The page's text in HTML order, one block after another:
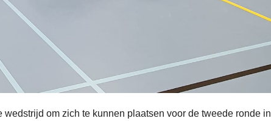
om zich te kunnen plaatsen voor de tweede ronde in